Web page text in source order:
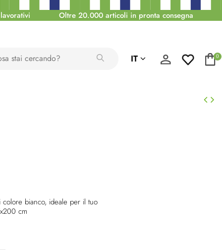
Oltre 20.000 articoli in pronta consegna
IT 0
colore bianco, ideale per il tuo
cm